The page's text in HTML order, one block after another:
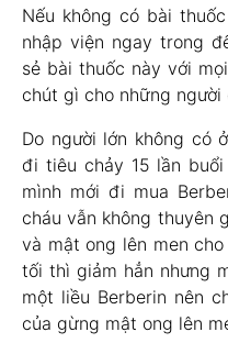
Nếu không có bài
nhập viện ngay trong
sẻ bài thuốc này với
chút gì cho những người
Do người lớn không có
đi tiêu chảy 15 lần
mình mới đi mua
cháu vẫn không thuyên
và mật ong lên men
tối thì giảm hẳn nhưng
một liều Berberin nên
của gừng mật ong lên